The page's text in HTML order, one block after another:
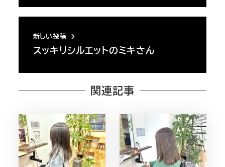
新しい投稿
スッキリシルエットのミキさん
関連記事